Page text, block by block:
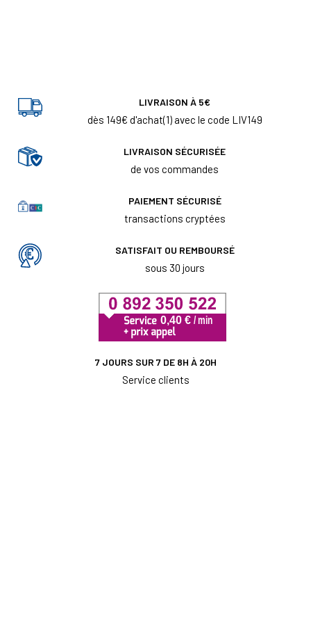
LIVRAISON À 5€
dès 149€ d'achat(1) avec le code LIV149
LIVRAISON SÉCURISÉE
de vos commandes
PAIEMENT SÉCURISÉ
transactions cryptées
SATISFAIT OU REMBOURSÉ
sous 30 jours
7 JOURS SUR 7 DE 8H À 20H
Service clients